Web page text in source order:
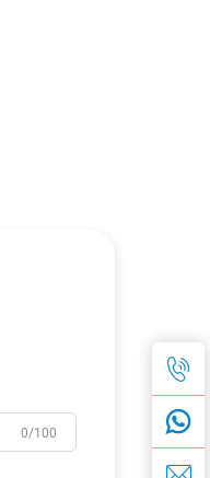
0/100